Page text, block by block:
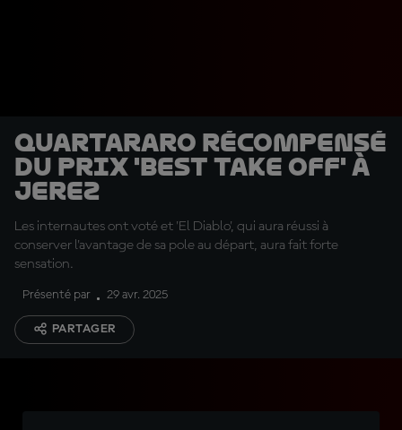
Quartararo récompensé
du prix 'Best Take Off' à
Jerez
Les internautes ont voté et 'El Diablo', qui aura réussi à
conserver l'avantage de sa pole au départ, aura fait forte
sensation.
Présenté par 29 avr. 2025
PARTAGER